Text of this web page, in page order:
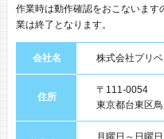
作業時は動作確認をおこないま
業は終了となります。
会社名 株式会社プリベ
住所
〒111-0054
東京都台東区